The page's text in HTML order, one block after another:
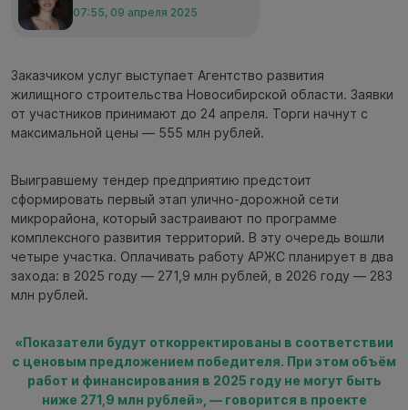
07:55, 09 апреля 2025
Заказчиком услуг выступает Агентство развития
жилищного строительства Новосибирской области. Заявки
от участников принимают до 24 апреля. Торги начнут с
максимальной цены — 555 млн рублей.
Выигравшему тендер предприятию предстоит
сформировать первый этап улично-дорожной сети
микрорайона, который застраивают по программе
комплексного развития территорий. В эту очередь вошли
четыре участка. Оплачивать работу АРЖС планирует в два
захода: в 2025 году — 271,9 млн рублей, в 2026 году — 283
млн рублей.
«Показатели будут откорректированы в соответствии
с ценовым предложением победителя. При этом объём
работ и финансирования в 2025 году не могут быть
ниже 271,9 млн рублей», — говорится в проекте